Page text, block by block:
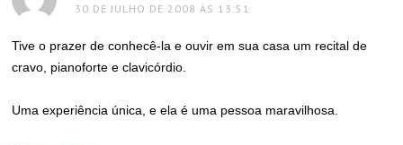
30 DE JULHO DE 2008 ÀS 13:51
Tive o prazer de conhecê-la e ouvir em sua casa um recital de
cravo, pianoforte e clavicórdio.
Uma experiência única, e ela é uma pessoa maravilhosa.